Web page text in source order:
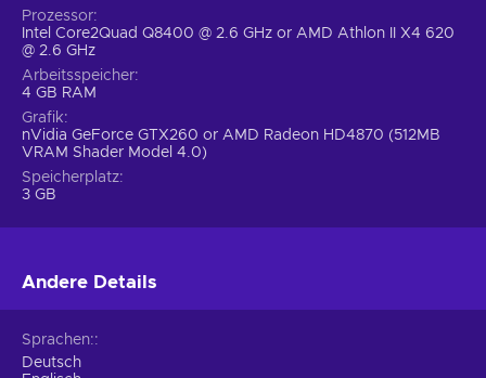
Prozessor
Intel Core2Quad Q8400 @ 2.6 GHz or AMD Athlon II X4 620
@ 2.6 GHz
Arbeitsspeicher
4 GB RAM
Grafik
nVidia GeForce GTX260 or AMD Radeon HD4870 (512MB
VRAM Shader Model 4.0)
Speicherplatz
3 GB
Andere Details
Sprachen:
Deutsch